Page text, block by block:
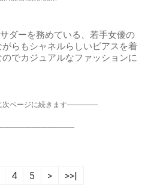
ダーを務めている、若手女優の
らもシャネルらしいピアスを着
でカジュアルなファッションに
次ページに続きます-----------------
4 5 > >>|